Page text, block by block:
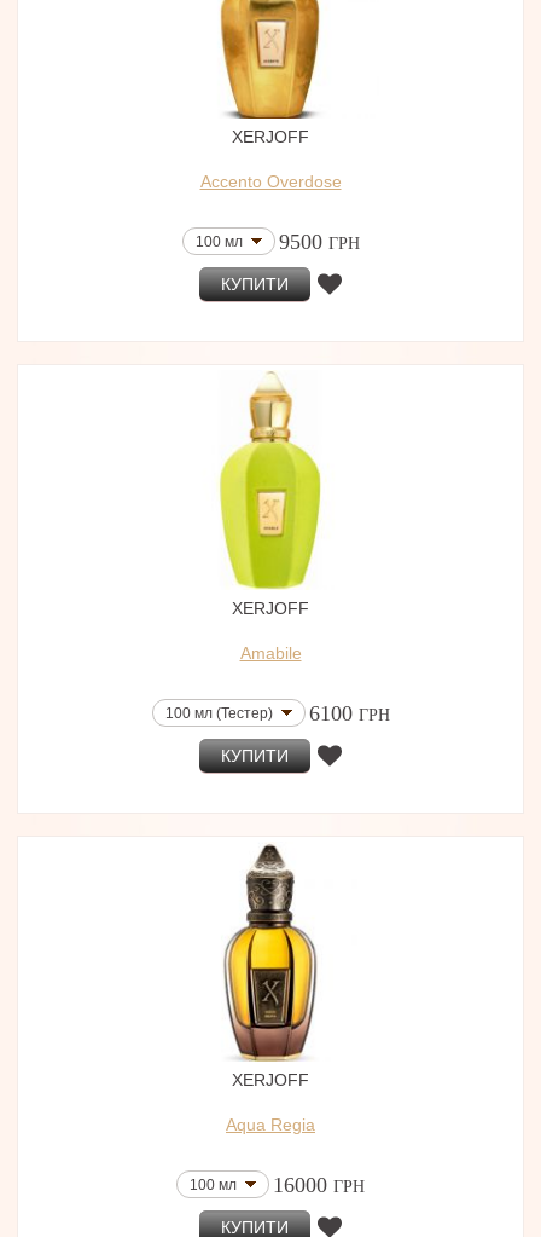
XERJOFF
Accento Overdose
100 мл 9500 ГРН
КУПИТИ
XERJOFF
Amabile
100 мл (Тестер) 6100 ГРН
КУПИТИ
XERJOFF
Aqua Regia
100 мл 16000 ГРН
КУПИТИ